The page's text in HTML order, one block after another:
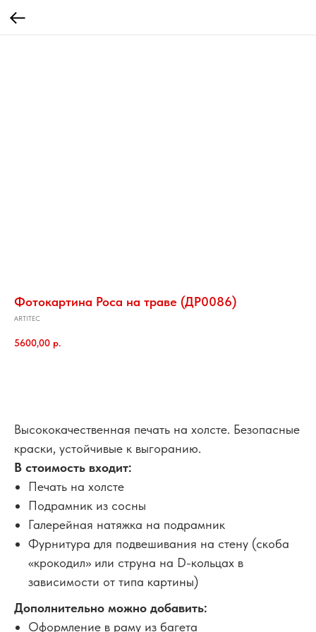
Фотокартина Роса на траве (ДР0086)
ARTITEC
5600,00 р.
Высококачественная печать на холсте. Безопасные
краски, устойчивые к выгоранию.
В стоимость входит:
Печать на холсте
Подрамник из сосны
Галерейная натяжка на подрамник
Фурнитура для подвешивания на стену (скоба
«крокодил» или струна на D-кольцах в
зависимости от типа картины)
Дополнительно можно добавить:
Оформление в раму из багета